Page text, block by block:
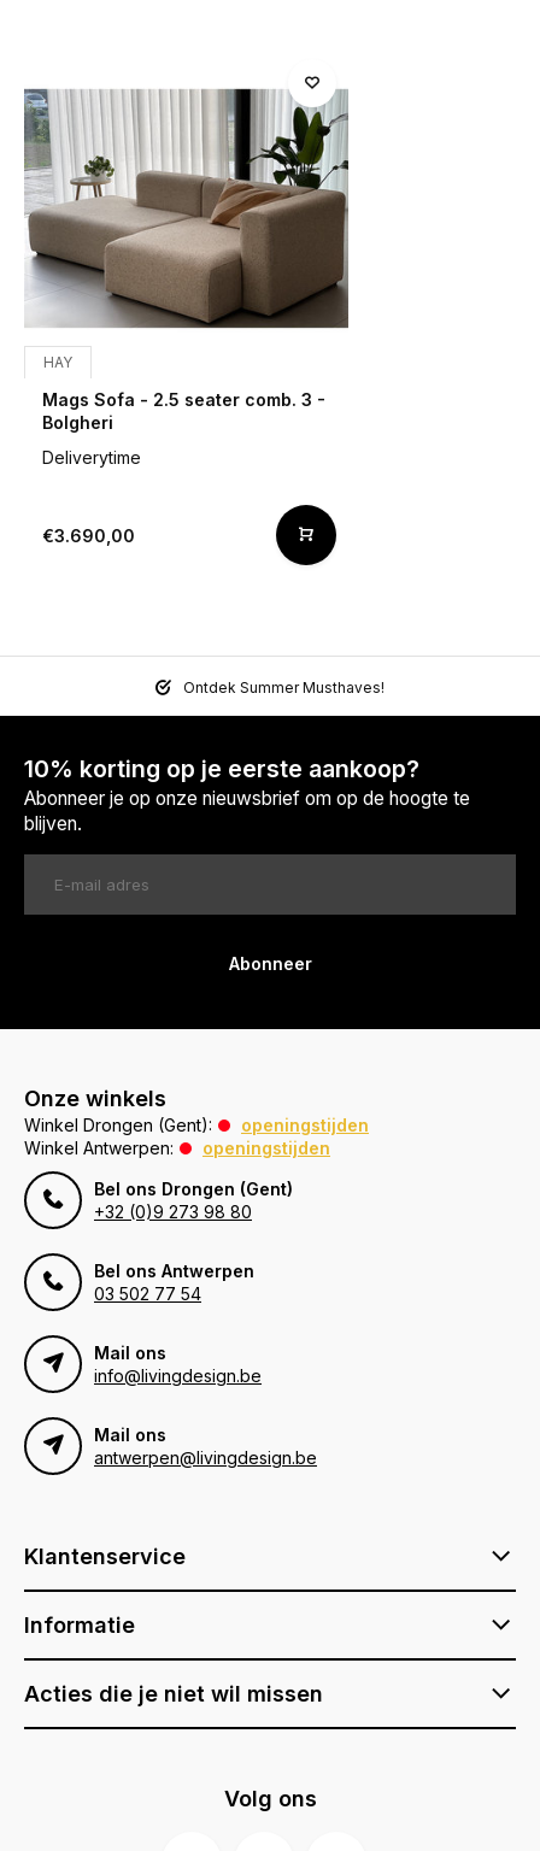
HAY
Mags Sofa - 2.5 seater comb. 3 -
Bolgheri
Deliverytime
€3.690,00
Ontdek Summer Musthaves!
10% korting op je eerste aankoop?
Abonneer je op onze nieuwsbrief om op de hoogte te
blijven.
Abonneer
Onze winkels
Winkel Drongen (Gent):
openingstijden
Winkel Antwerpen:
openingstijden
Bel ons Drongen (Gent)
+32 (0)9 273 98 80
Bel ons Antwerpen
03 502 77 54
Mail ons
info@livingdesign.be
Mail ons
antwerpen@livingdesign.be
Klantenservice
Informatie
Acties die je niet wil missen
Volg ons